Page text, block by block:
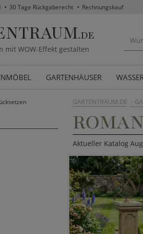
30 Tage Rückgaberecht Rechnungskauf
.DE
mit WOW-Effekt gestalten
GARTENHÄUSER
GARTENTRAUM.DE
Aktueller Katalog